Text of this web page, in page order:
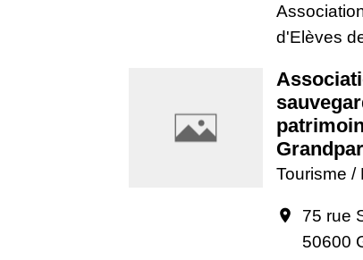
d'Elèves
Tourisme /
location_on
75 rue
50600